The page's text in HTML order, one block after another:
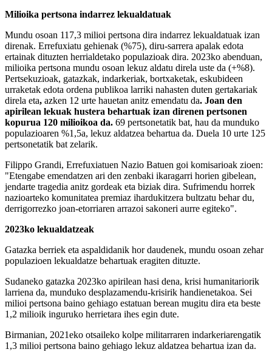
Milioika pertsona indarrez lekualdatuak
Mundu osoan 117,3 milioi pertsona dira indarrez lekualdatuak izan
direnak. Errefuxiatu gehienak (%75), diru-sarrera apalak edota
ertainak dituzten herrialdetako populazioak dira. 2023ko abenduan,
milioika pertsona mundu osoan lekuz aldatu direla uste da (+%8).
Pertsekuzioak, gatazkak, indarkeriak, bortxaketak, eskubideen
urraketak edota ordena publikoa larriki nahasten duten gertakariak
direla eta, azken 12 urte hauetan anitz emendatu da. Joan den
apirilean lekuak hustera behartuak izan direnen pertsonen
kopurua 120 milioikoa da. 69 pertsonetatik bat, hau da munduko
populazioaren %1,5a, lekuz aldatzea behartua da. Duela 10 urte 125
pertsonetatik bat zelarik.
Filippo Grandi, Errefuxiatuen Nazio Batuen goi komisarioak zioen:
"Etengabe emendatzen ari den zenbaki ikaragarri horien gibelean,
jendarte tragedia anitz gordeak eta biziak dira. Sufrimendu horrek
nazioarteko komunitatea premiaz ihardukitzera bultzatu behar du,
derrigorrezko joan-etorriaren arrazoi sakoneri aurre egiteko".
2023ko lekualdatzeak
Gatazka berriek eta aspaldidanik hor daudenek, mundu osoan zehar
populazioen lekualdatze behartuak eragiten dituzte.
Sudaneko gatazka 2023ko apirilean hasi dena, krisi humanitariorik
larriena da, munduko desplazamendu-krisirik handienetakoa. Sei
milioi pertsona baino gehiago estatuan berean mugitu dira eta beste
1,2 milioik inguruko herrietara ihes egin dute.
Birmanian, 2021eko otsaileko kolpe militarraren indarkeriarengatik
1,3 milioi pertsona baino gehiago lekuz aldatzea behartua izan da.